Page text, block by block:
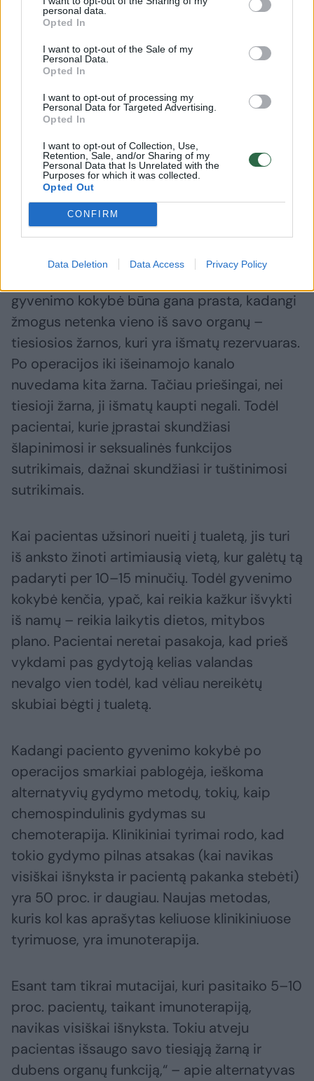
personal data.
Opted In
I want to opt-out of the Sale of my
Personal Data.
Opted In
I want to opt-out of processing my
Personal Data for Targeted Advertising.
Opted In
I want to opt-out of Collection, Use,
Retention, Sale, and/or Sharing of my
Personal Data that Is Unrelated with the
Purposes for which it was collected.
Opted Out
CONFIRM
Data Deletion Data Access Privacy Policy
dr. A. Dulsko, ankstyvųjų stadijų tiesiosios
žarnos vėžį galime iškart operuoti, tiek
išsaugant tiesiąją žarną, tiek ją šalinant.
chirurginį gydymą, chemospindulinį gydymą,
chemospindulinį gydymą ir chemoterapiją.
Variantų yra labai daug. Gydytojų konsiliume
nusprendžiame, kuris gydymas konkrečiam
pacientui tiktų labiausiai.
Paciento gyvenimo kokybė taip pat priklauso
nuo to, koks gydymas buvo taikomas. Jei
gyvenimo kokybė būna gana prasta, kadangi
žmogus netenka vieno iš savo organų –
tiesiosios žarnos, kuri yra išmatų rezervuaras.
Po operacijos iki išeinamojo kanalo
nuvedama kita žarna. Tačiau priešingai, nei
tiesioji žarna, ji išmatų kaupti negali. Todėl
pacientai, kurie įprastai skundžiasi
šlapinimosi ir seksualinės funkcijos
sutrikimais, dažnai skundžiasi ir tuštinimosi
sutrikimais.
Kai pacientas užsinori nueiti į tualetą, jis turi
iš anksto žinoti artimiausią vietą, kur galėtų tą
padaryti per 10–15 minučių. Todėl gyvenimo
kokybė kenčia, ypač, kai reikia kažkur išvykti
iš namų – reikia laikytis dietos, mitybos
plano. Pacientai neretai pasakoja, kad prieš
vykdami pas gydytoją kelias valandas
nevalgo vien todėl, kad vėliau nereikėtų
skubiai bėgti į tualetą.
Kadangi paciento gyvenimo kokybė po
operacijos smarkiai pablogėja, ieškoma
alternatyvių gydymo metodų, tokių, kaip
chemospindulinis gydymas su
chemoterapija. Klinikiniai tyrimai rodo, kad
tokio gydymo pilnas atsakas (kai navikas
visiškai išnyksta ir pacientą pakanka stebėti)
yra 50 proc. ir daugiau. Naujas metodas,
kuris kol kas aprašytas keliuose klinikiniuose
tyrimuose, yra imunoterapija.
Esant tam tikrai mutacijai, kuri pasitaiko 5–10
proc. pacientų, taikant imunoterapiją,
navikas visiškai išnyksta. Tokiu atveju
pacientas išsaugo savo tiesiąją žarną ir
dubens organų funkciją,“ – apie alternatyvas